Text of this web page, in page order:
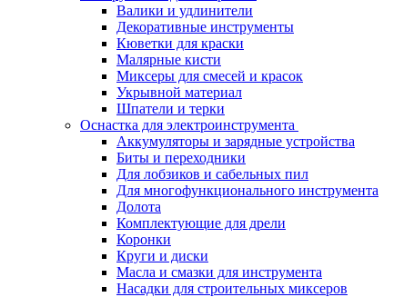
Валики и удлинители
Декоративные инструменты
Кюветки для краски
Малярные кисти
Миксеры для смесей и красок
Укрывной материал
Шпатели и терки
Оснастка для электроинструмента
Аккумуляторы и зарядные устройства
Биты и переходники
Для лобзиков и сабельных пил
Для многофункционального инструмента
Долота
Комплектующие для дрели
Коронки
Круги и диски
Масла и смазки для инструмента
Насадки для строительных миксеров